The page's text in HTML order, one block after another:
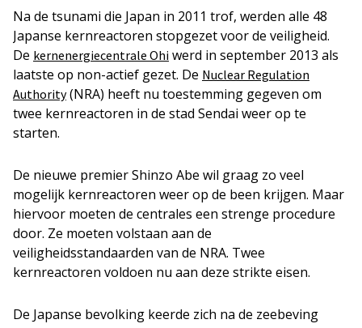
Na de tsunami die Japan in 2011 trof, werden alle 48
Japanse kernreactoren stopgezet voor de veiligheid.
De kernenergiecentrale Ohi werd in september 2013 als
laatste op non-actief gezet. De Nuclear Regulation
Authority(NRA) heeft nu toestemming gegeven om
twee kernreactoren in de stad Sendai weer op te
starten.
De nieuwe premier Shinzo Abe wil graag zo veel
mogelijk kernreactoren weer op de been krijgen. Maar
hiervoor moeten de centrales een strenge procedure
door. Ze moeten volstaan aan de
veiligheidsstandaarden van de NRA. Twee
kernreactoren voldoen nu aan deze strikte eisen.
De Japanse bevolking keerde zich na de zeebeving